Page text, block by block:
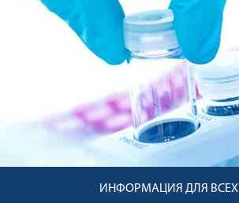
ИНФОРМАЦИЯ ДЛЯ ВСЕХ